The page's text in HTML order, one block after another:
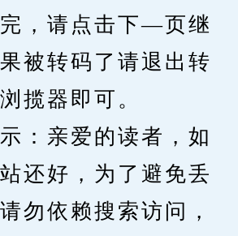
请点击下—页继
被转码了请退出转
揽器即可。
亲爱的读者，如
还好，为了避免丢
勿依赖搜索访问，